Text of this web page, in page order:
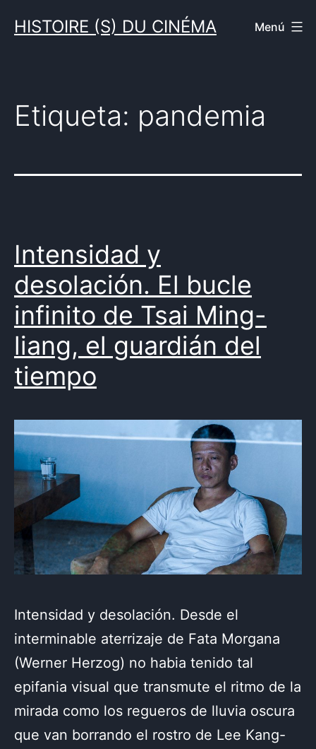
HISTOIRE (S) DU CINÉMA Menú
Etiqueta: pandemia
Intensidad y
desolación. El bucle
infinito de Tsai Ming-
liang, el guardián del
tiempo
Intensidad y desolación. Desde el
interminable aterrizaje de Fata Morgana
(Werner Herzog) no habia tenido tal
epifania visual que transmute el ritmo de la
mirada como los regueros de lluvia oscura
que van borrando el rostro de Lee Kang-